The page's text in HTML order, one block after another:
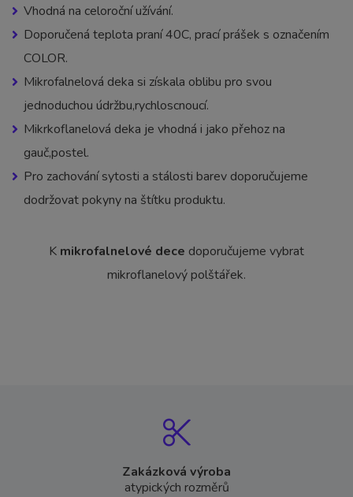
Vhodná na celoroční užívání.
Doporučená teplota praní 40C, prací prášek s označením
COLOR.
Mikrofalnelová deka si získala oblibu pro svou
jednoduchou údržbu,rychloscnoucí.
Mikrkoflanelová deka je vhodná i jako přehoz na
gauč,postel.
Pro zachování sytosti a stálosti barev doporučujeme
dodržovat pokyny na štítku produktu.
K mikrofalnelové dece doporučujeme vybrat
mikroflanelový polštářek.
Zakázková výroba
atypických rozměrů